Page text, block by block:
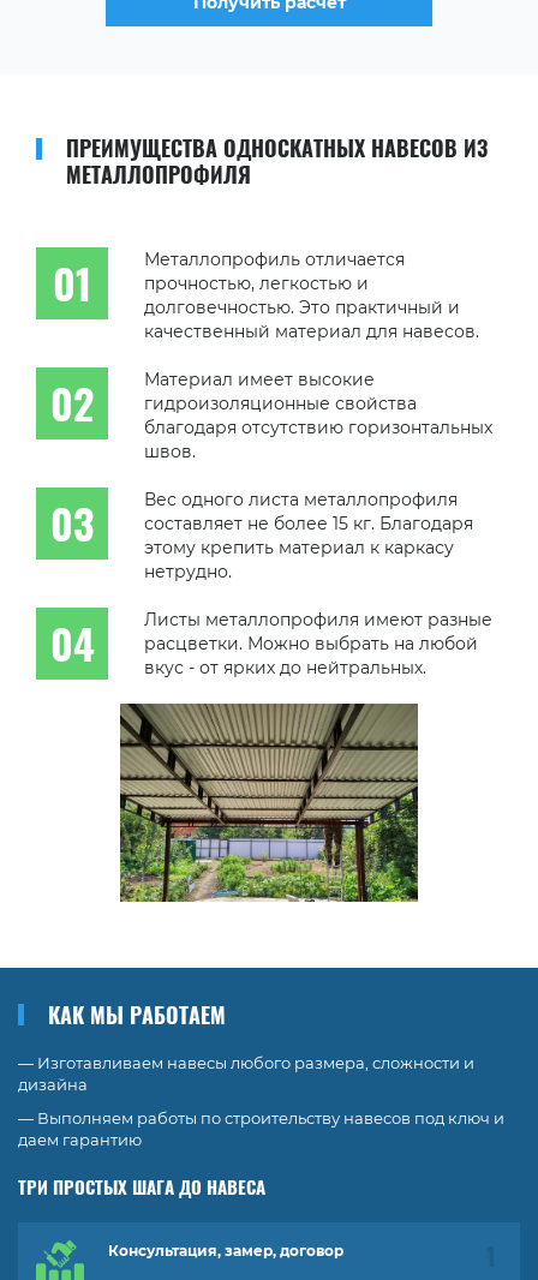
ПРЕИМУЩЕСТВА ОДНОСКАТНЫХ НАВЕСОВ ИЗ
МЕТАЛЛОПРОФИЛЯ
Металлопрофиль отличается
прочностью, легкостью и
долговечностью. Это практичный и
качественный материал для навесов.
Материал имеет высокие
гидроизоляционные свойства
благодаря отсутствию горизонтальных
швов.
Вес одного листа металлопрофиля
составляет не более 15 кг. Благодаря
этому крепить материал к каркасу
нетрудно.
Листы металлопрофиля имеют разные
расцветки. Можно выбрать на любой
вкус - от ярких до нейтральных.
КАК МЫ РАБОТАЕМ
— Изготавливаем навесы любого размера, сложности и
дизайна
— Выполняем работы по строительству навесов под ключ и
даем гарантию
ТРИ ПРОСТЫХ ШАГА ДО НАВЕСА
Консультация, замер, договор